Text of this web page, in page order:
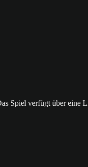
Spiel verfügt über eine